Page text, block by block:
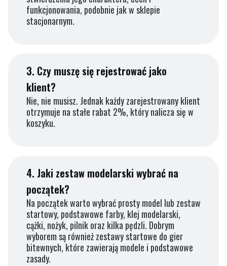
funkcjonowania, podobnie jak w sklepie
stacjonarnym.
3. Czy muszę się rejestrować jako
klient?
Nie, nie musisz. Jednak każdy zarejestrowany klient
otrzymuje na stałe rabat 2%, który nalicza się w
koszyku.
4. Jaki zestaw modelarski wybrać na
początek?
Na początek warto wybrać prosty model lub zestaw
startowy, podstawowe farby, klej modelarski,
cążki, nożyk, pilnik oraz kilka pędzli. Dobrym
wyborem są również zestawy startowe do gier
bitewnych, które zawierają modele i podstawowe
zasady.